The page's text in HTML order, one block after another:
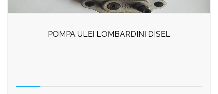
POMPA ULEI LOMBARDINI DISEL